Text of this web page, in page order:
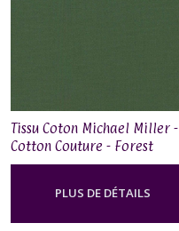
Tissu Coton Michael Miller -
Cotton Couture - Forest
PLUS DE DÉTAILS